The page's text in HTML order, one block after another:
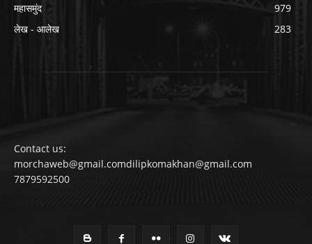
महासमुंद
979
लेख - आलेख
283
Contact us:
morchaweb@gmail.comdilipkomakhan@gmail.com
7879592500